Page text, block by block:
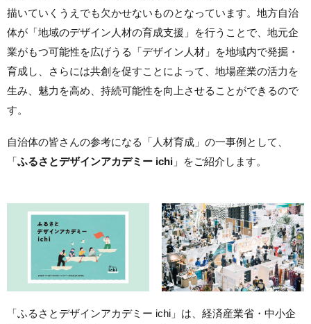
描いていくうえでも欠かせないものとなっています。地方自治
体が「地域のデザイン人材の育成支援」を行うことで、地元企
業がもつ可能性を広げうる「デザイン人材」を地域内で発掘・
育成し、さらには共創を促すことによって、地場産業の活力を
生み、魅力を高め、持続可能性を向上させることができるので
す。
自治体の皆さんの参考になる「人材育成」の一事例として、
「ふるさとデザインアカデミー ichi 」をご紹介します。
「ふるさとデザインアカデミー ichi」は、経済産業省・中小企